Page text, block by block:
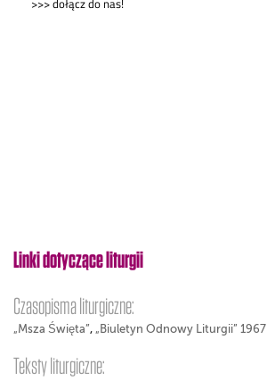
Linki dotyczące liturgii
Czasopisma liturgiczne:
„Msza Święta”, „Biuletyn Odnowy Liturgii”
Teksty liturgiczne: